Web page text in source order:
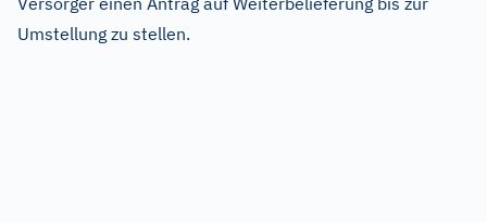
Umstellung zu stellen.